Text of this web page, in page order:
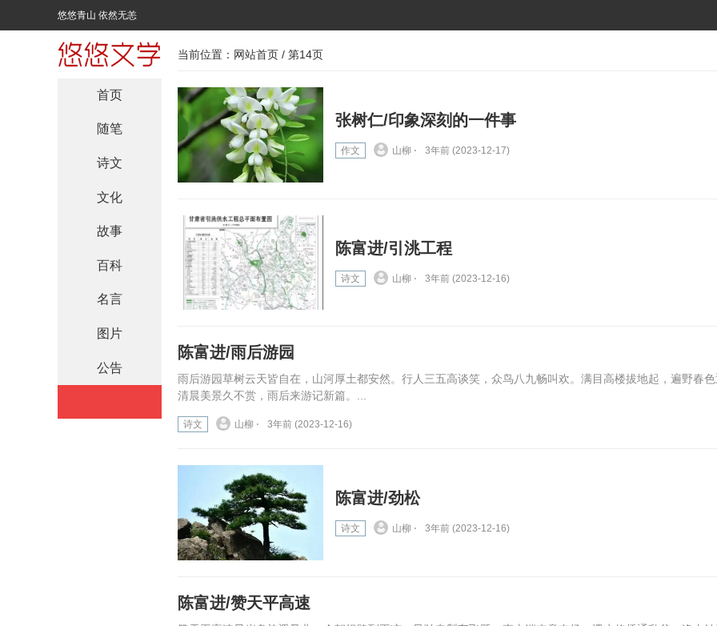
悠悠青山 依然无恙
当前位置： 网站首页 / 第14页
张树仁/印象深刻的一件事
作文 山柳 ⋅ 3年前 (2023-12-17)
陈富进/引洮工程
诗文 山柳 ⋅ 3年前 (2023-12-16)
陈富进/雨后游园
雨后游园草树云天皆自在，山河厚土都安然。行人三五高谈笑，众鸟八九畅叫欢。满目高楼拔地起，遍野春
清晨美景久不赏，雨后来游记新篇。...
诗文 山柳 ⋅ 3年前 (2023-12-16)
陈富进/劲松
诗文 山柳 ⋅ 3年前 (2023-12-16)
陈富进/赞天平高速
首页
随笔
诗文
文化
故事
百科
名言
图片
公告